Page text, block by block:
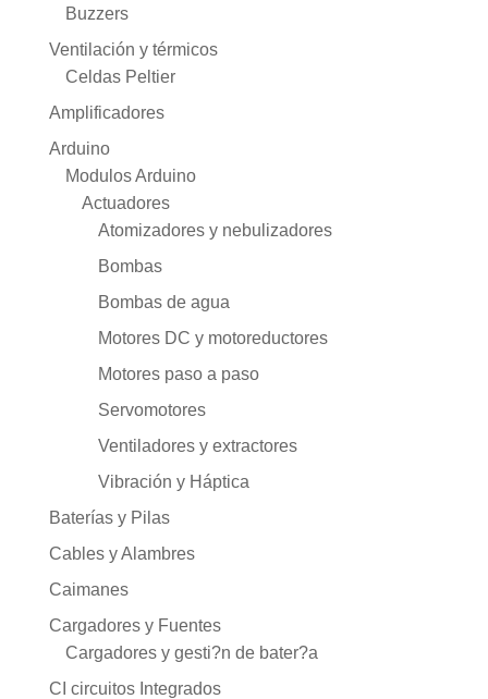
Buzzers
Ventilación y térmicos
Celdas Peltier
Amplificadores
Arduino
Modulos Arduino
Actuadores
Atomizadores y nebulizadores
Bombas
Bombas de agua
Motores DC y motoreductores
Motores paso a paso
Servomotores
Ventiladores y extractores
Vibración y Háptica
Baterías y Pilas
Cables y Alambres
Caimanes
Cargadores y Fuentes
Cargadores y gesti?n de bater?a
CI circuitos Integrados